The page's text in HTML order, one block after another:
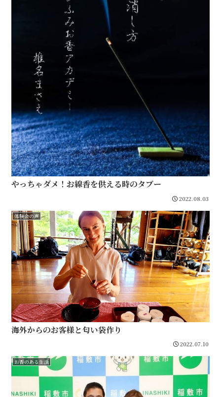
やっちゃダメ！お線香を供える時のタブー
2022.08.03
体験会の声
海外からのお客様と匂い袋作り
2022.07.10
お香のある生活